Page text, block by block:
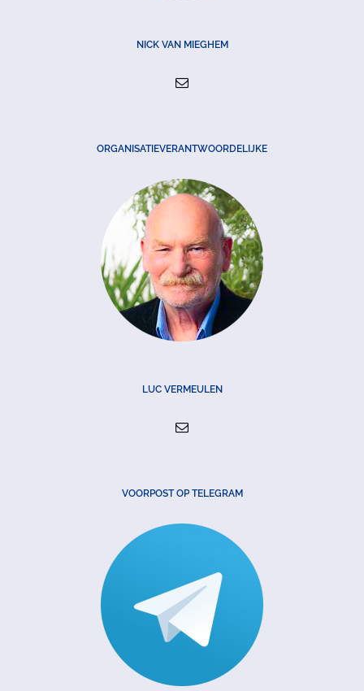
NICK VAN MIEGHEM
ORGANISATIEVERANTWOORDELIJKE
LUC VERMEULEN
VOORPOST OP TELEGRAM